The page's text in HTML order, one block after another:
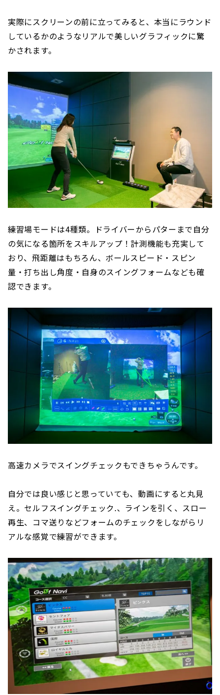
実際にスクリーンの前に立ってみると、本当にラウンド
しているかのようなリアルで美しいグラフィックに驚
かされます。
練習場モードは4種類。ドライバーからパターまで自分
の気になる箇所をスキルアップ！計測機能も充実して
おり、飛距離はもちろん、ボールスピード・スピン
量・打ち出し角度・自身のスイングフォームなども確
認できます。
高速カメラでスイングチェックもできちゃうんです。
自分では良い感じと思っていても、動画にすると丸見
え。セルフスイングチェック.、ラインを引く、スロー
再生、コマ送りなどフォームのチェックをしながらリ
アルな感覚で練習ができます。